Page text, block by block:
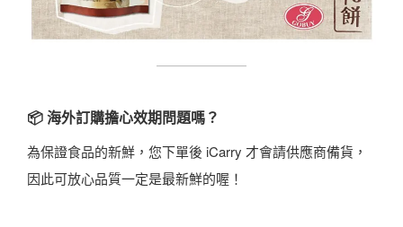
📦 海外訂購擔心效期問題嗎？
為保證食品的新鮮，您下單後 iCarry 才會請供應商備貨，
因此可放心品質一定是最新鮮的喔！